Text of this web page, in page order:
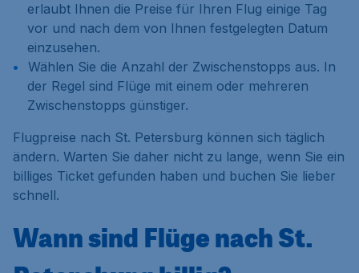
erlaubt Ihnen die Preise für Ihren Flug einige Tag
vor und nach dem von Ihnen festgelegten Datum
einzusehen.
Wählen Sie die Anzahl der Zwischenstopps aus. In
der Regel sind Flüge mit einem oder mehreren
Zwischenstopps günstiger.
Flugpreise nach St. Petersburg können sich täglich
ändern. Warten Sie daher nicht zu lange, wenn Sie ein
billiges Ticket gefunden haben und buchen Sie lieber
schnell.
Wann sind Flüge nach St.